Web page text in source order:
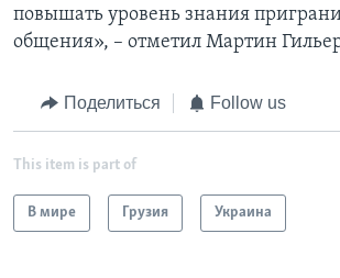
повышать уровень знания
общения», – отметил Мартин
Поделиться Follow us
This item is part of
В мире Грузия Украина